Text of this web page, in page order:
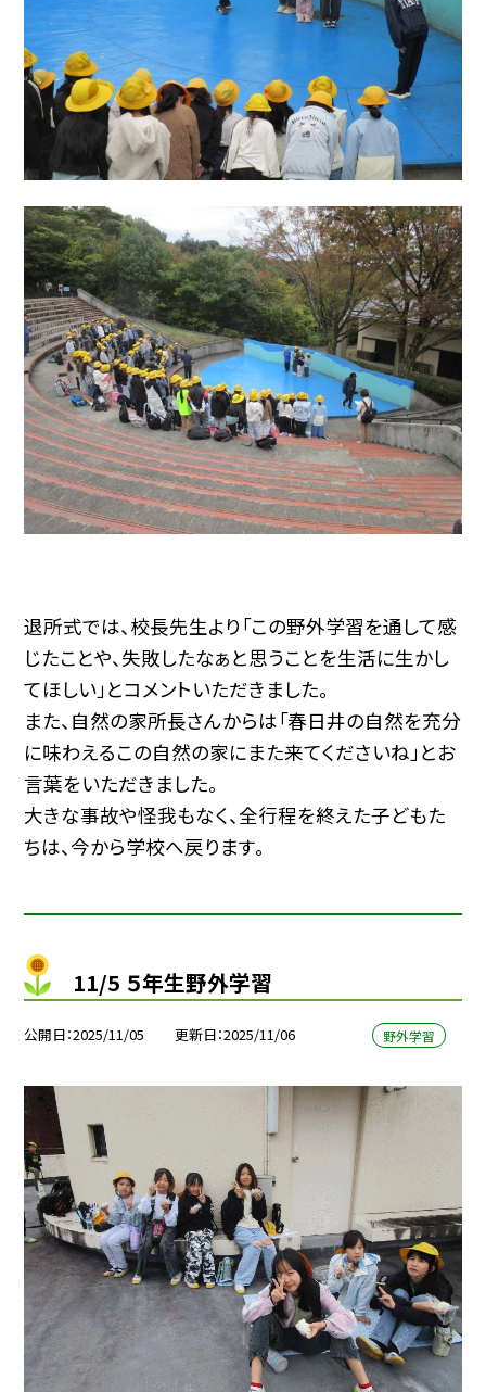
退所式では、校長先生より「この野外学習を通して感
じたことや、失敗したなぁと思うことを生活に生かし
てほしい」とコメントいただきました。
また、自然の家所長さんからは「春日井の自然を充分
に味わえるこの自然の家にまた来てくださいね」とお
言葉をいただきました。
大きな事故や怪我もなく、全行程を終えた子どもた
ちは、今から学校へ戻ります。
11/5 ５年生野外学習
公開日 2025/11/05 更新日 2025/11/06 野外学習